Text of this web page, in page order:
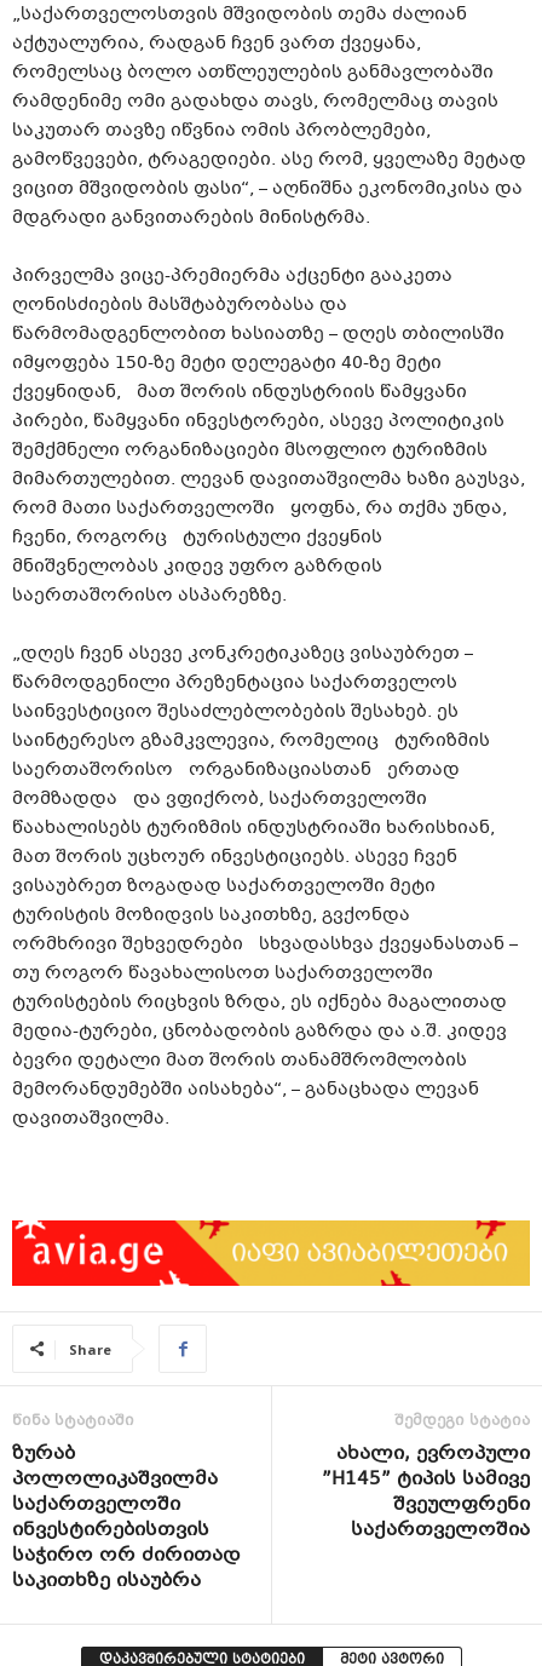
„საქართველოსთვის მშვიდობის თემა ძალიან
აქტუალურია, რადგან ჩვენ ვართ ქვეყანა,
რომელსაც ბოლო ათწლეულების განმავლობაში
რამდენიმე ომი გადახდა თავს, რომელმაც თავის
საკუთარ თავზე იწვნია ომის პრობლემები,
გამოწვევები, ტრაგედიები. ასე რომ, ყველაზე მეტად
ვიცით მშვიდობის ფასი“, – აღნიშნა ეკონომიკისა და
მდგრადი განვითარების მინისტრმა.
პირველმა ვიცე-პრემიერმა აქცენტი გააკეთა
ღონისძიების მასშტაბურობასა და
წარმომადგენლობით ხასიათზე – დღეს თბილისში
იმყოფება 150-ზე მეტი დელეგატი 40-ზე მეტი
ქვეყნიდან, მათ შორის ინდუსტრიის წამყვანი
პირები, წამყვანი ინვესტორები, ასევე პოლიტიკის
შემქმნელი ორგანიზაციები მსოფლიო ტურიზმის
მიმართულებით. ლევან დავითაშვილმა ხაზი გაუსვა,
რომ მათი საქართველოში ყოფნა, რა თქმა უნდა,
ჩვენი, როგორც ტურისტული ქვეყნის
მნიშვნელობას კიდევ უფრო გაზრდის
საერთაშორისო ასპარეზზე.
„დღეს ჩვენ ასევე კონკრეტიკაზეც ვისაუბრეთ –
წარმოდგენილი პრეზენტაცია საქართველოს
საინვესტიციო შესაძლებლობების შესახებ. ეს
საინტერესო გზამკვლევია, რომელიც ტურიზმის
საერთაშორისო ორგანიზაციასთან ერთად
მომზადდა და ვფიქრობ, საქართველოში
წაახალისებს ტურიზმის ინდუსტრიაში ხარისხიან,
მათ შორის უცხოურ ინვესტიციებს. ასევე ჩვენ
ვისაუბრეთ ზოგადად საქართველოში მეტი
ტურისტის მოზიდვის საკითხზე, გვქონდა
ორმხრივი შეხვედრები სხვადასხვა ქვეყანასთან –
თუ როგორ წავახალისოთ საქართველოში
ტურისტების რიცხვის ზრდა, ეს იქნება მაგალითად
მედია-ტურები, ცნობადობის გაზრდა და ა.შ. კიდევ
ბევრი დეტალი მათ შორის თანამშრომლობის
მემორანდუმებში აისახება“, – განაცხადა ლევან
დავითაშვილმა.
Share
წინა სტატიაში
ზურაბ
პოლოლიკაშვილმა
საქართველოში
ინვესტირებისთვის
საჭირო ორ ძირითად
საკითხზე ისაუბრა
შემდეგი სტატია
ახალი, ევროპული
”H145” ტიპის სამივე
შვეულფრენი
საქართველოშია
დაკავშირებული სტატიები მეტი ავტორი